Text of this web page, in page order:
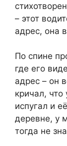
– этот
адрес, она
По спине
где его
адрес – он
кричал, что
испугал и
деревне, у
тогда не